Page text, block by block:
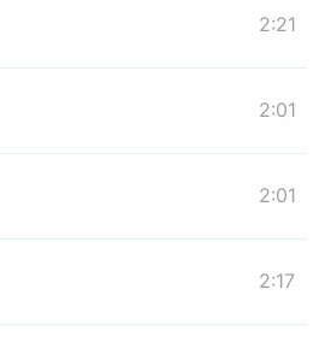
2:21
2:01
2:01
2:17